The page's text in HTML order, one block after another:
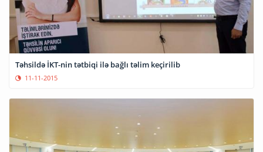
Təhsildə İKT-nin tətbiqi ilə bağlı təlim keçirilib
11-11-2015